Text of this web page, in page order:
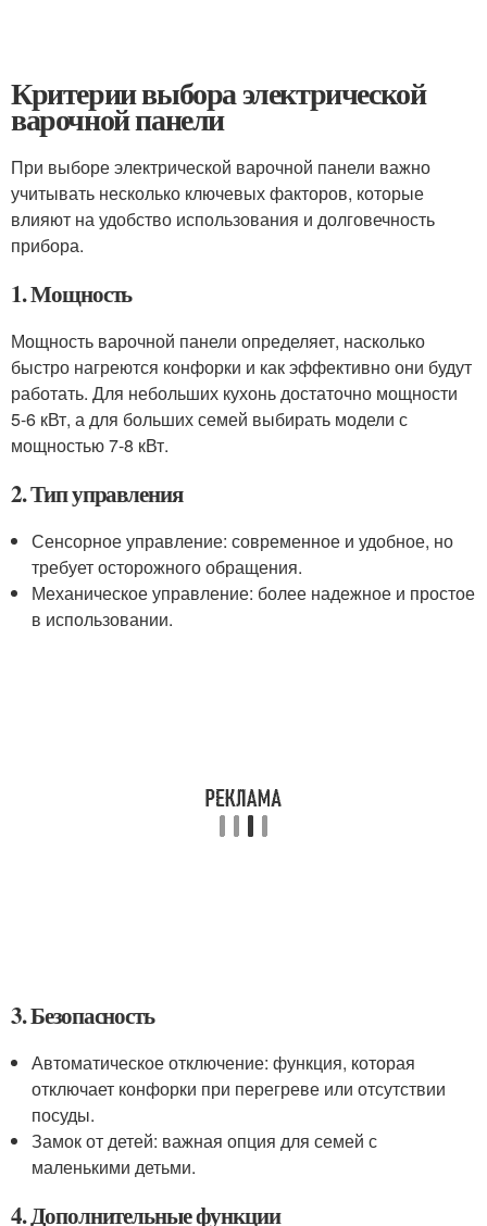
Критерии выбора электрической
варочной панели
При выборе электрической варочной панели важно
учитывать несколько ключевых факторов, которые
влияют на удобство использования и долговечность
прибора.
1. Мощность
Мощность варочной панели определяет, насколько
быстро нагреются конфорки и как эффективно они будут
работать. Для небольших кухонь достаточно мощности
5-6 кВт, а для больших семей выбирать модели с
мощностью 7-8 кВт.
2. Тип управления
Сенсорное управление: современное и удобное, но
требует осторожного обращения.
Механическое управление: более надежное и простое
в использовании.
3. Безопасность
Автоматическое отключение: функция, которая
отключает конфорки при перегреве или отсутствии
посуды.
Замок от детей: важная опция для семей с
маленькими детьми.
4. Дополнительные функции